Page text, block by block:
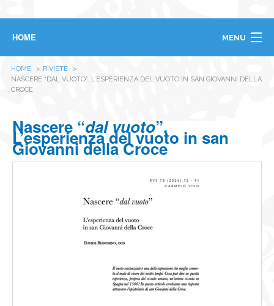
HOME MENU
LIBRI
RIVISTE
OGGETTISTICA
NEWS
CONTATTI
HOME
RIVISTE
NASCERE “DAL VUOTO”. L’ESPERIENZA DEL VUOTO IN SAN GIOVANNI DELLA
CROCE
Nascere “dal vuoto”.
L’esperienza del vuoto in san
Giovanni della Croce